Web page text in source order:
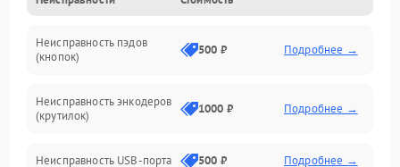
Программное обеспечение
Неисправность пэдов
(кнопок)
500 ₽ Подробнее →
Неисправность энкодеров
(крутилок)
1000 ₽ Подробнее →
Неисправность USB-порта 500 ₽ Подробнее →